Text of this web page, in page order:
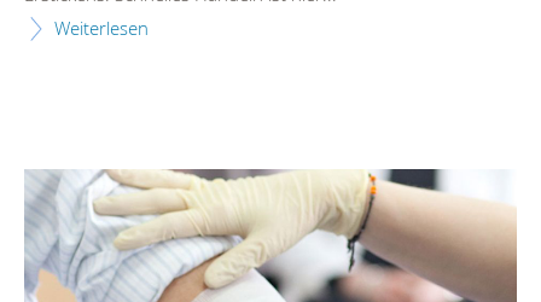
Weiterlesen